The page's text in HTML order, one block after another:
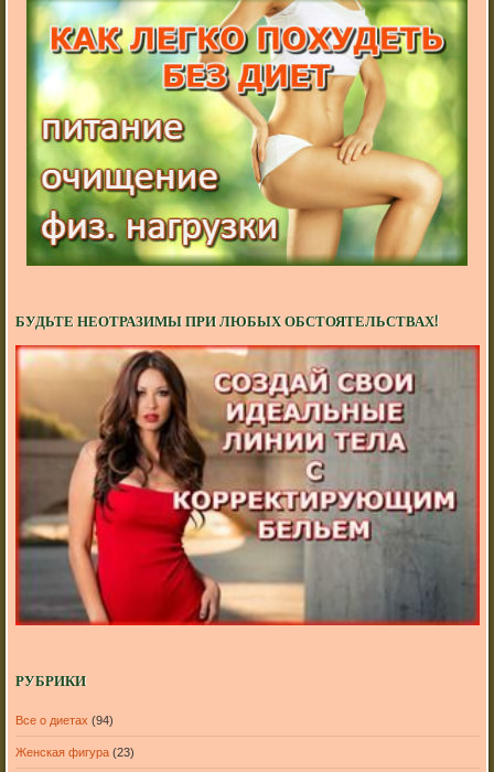
БУДЬТЕ НЕОТРАЗИМЫ ПРИ ЛЮБЫХ ОБСТОЯТЕЛЬСТВАХ!
РУБРИКИ
Все о диетах (94)
Женская фигура(23)